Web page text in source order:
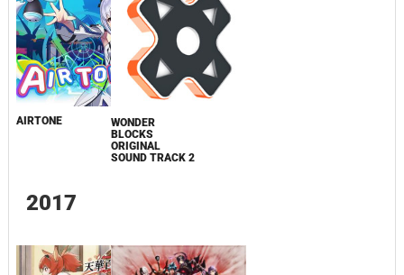
AIRTONE
WONDER
BLOCKS
ORIGINAL
SOUND TRACK 2
2017